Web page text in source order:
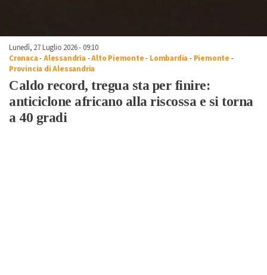
Lunedì, 27 Luglio 2026 - 09:10
Cronaca-Alessandria -Alto Piemonte- Lombardia - Piemonte -
Provincia di Alessandria
Caldo record, tregua sta per finire:
anticiclone africano alla riscossa e si torna
a 40 gradi